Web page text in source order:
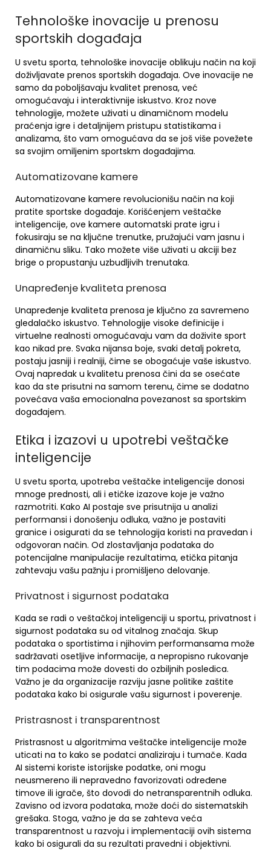
Tehnološke inovacije u prenosu
sportskih događaja
U svetu sporta, tehnološke inovacije oblikuju način na koji
doživljavate prenos sportskih događaja. Ove inovacije ne
samo da poboljšavaju kvalitet prenosa, već
omogućavaju i interaktivnije iskustvo. Kroz nove
tehnologije, možete uživati u dinamičnom modelu
praćenja igre i detaljnijem pristupu statistikama i
analizama, što vam omogućava da se još više povežete
sa svojim omiljenim sportskm događajima.
Automatizovane kamere
Automatizovane kamere revolucionišu način na koji
pratite sportske događaje. Korišćenjem veštačke
inteligencije, ove kamere automatski prate igru i
fokusiraju se na ključne trenutke, pružajući vam jasnu i
dinamičnu sliku. Tako možete više uživati u akciji bez
brige o propustanju uzbudljivih trenutaka.
Unapređenje kvaliteta prenosa
Unapređenje kvaliteta prenosa je ključno za savremeno
gledalačko iskustvo. Tehnologije visoke definicije i
virtuelne realnosti omogućavaju vam da doživite sport
kao nikad pre. Svaka nijansa boje, svaki detalj pokreta,
postaju jasniji i realniji, čime se obogaćuje vaše iskustvo.
Ovaj napredak u kvalitetu prenosa čini da se osećate
kao da ste prisutni na samom terenu, čime se dodatno
povećava vaša emocionalna povezanost sa sportskim
događajem.
Etika i izazovi u upotrebi veštačke
inteligencije
U svetu sporta, upotreba veštačke inteligencije donosi
mnoge prednosti, ali i etičke izazove koje je važno
razmotriti. Kako AI postaje sve prisutnija u analizi
performansi i donošenju odluka, važno je postaviti
granice i osigurati da se tehnologija koristi na pravedan i
odgovoran način. Od zlostavljanja podataka do
potencijalne manipulacije rezultatima, etička pitanja
zahtevaju vašu pažnju i promišljeno delovanje.
Privatnost i sigurnost podataka
Kada se radi o veštačkoj inteligenciji u sportu, privatnost i
sigurnost podataka su od vitalnog značaja. Skup
podataka o sportistima i njihovim performansama može
sadržavati osetljive informacije, a nepropisno rukovanje
tim podacima može dovesti do ozbiljnih posledica.
Važno je da organizacije razviju jasne politike zaštite
podataka kako bi osigurale vašu sigurnost i poverenje.
Pristrasnost i transparentnost
Pristrasnost u algoritmima veštačke inteligencije može
uticati na to kako se podatci analiziraju i tumače. Kada
AI sistemi koriste istorijske podatke, oni mogu
neusmereno ili nepravedno favorizovati određene
timove ili igrače, što dovodi do netransparentnih odluka.
Zavisno od izvora podataka, može doći do sistematskih
grešaka. Stoga, važno je da se zahteva veća
transparentnost u razvoju i implementaciji ovih sistema
kako bi osigurali da su rezultati pravedni i objektivni.